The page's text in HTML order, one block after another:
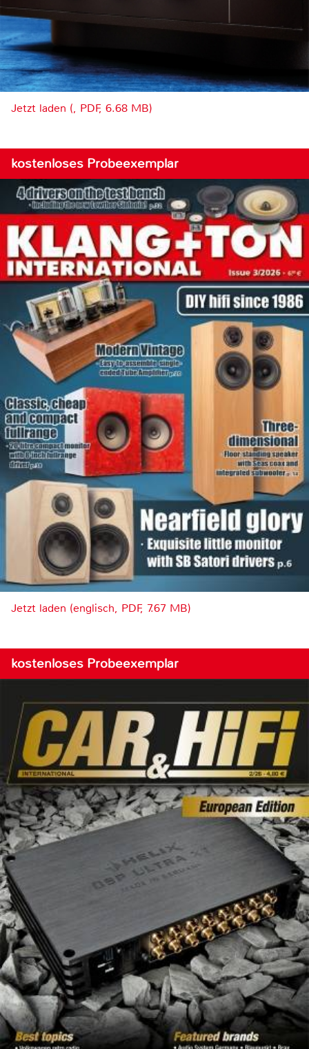
Jetzt laden (, PDF, 6.68 MB)
kostenloses Probeexemplar
Jetzt laden (englisch, PDF, 7.67 MB)
kostenloses Probeexemplar